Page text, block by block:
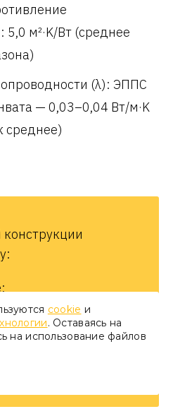
м²·K/Вт (среднее
(λ): ЭППС
— 0,03–0,04 Вт/м·K
среднее)
ваты
cookie и
. Оставаясь на
на использование файлов